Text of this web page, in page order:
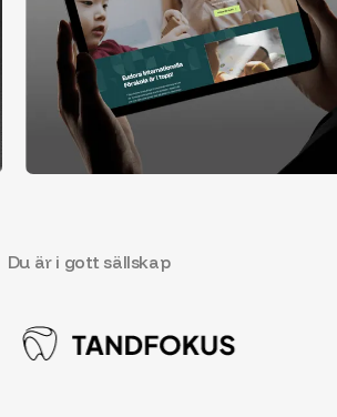
Du är i gott sällskap